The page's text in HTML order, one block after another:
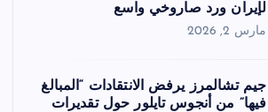
لإيران ورد صاروخي واسع
مارس 2, 2026
جيم تشالمرز يرفض الانتقادات “المبالغ
فيها” من أنجوس تايلور حول تقديرات